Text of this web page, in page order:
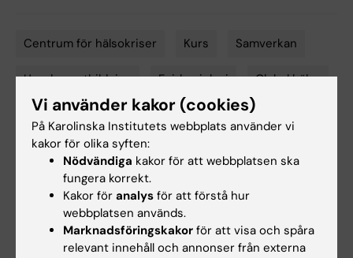
Centrum för hälsokriser Kurs Samverkan
Uppdragsutbildning Epidemiologi Global hälsa
Infektionsmedicin Katastrofmedicin
Uppdaterad av:
Åsa Svensson 2026-04-09
Innehållsgranskare:
Åsa Svensson
Vi använder kakor (cookies)
På Karolinska Institutets webbplats använder vi
kakor för olika syften:
Nödvändiga kakor för att webbplatsen ska
fungera korrekt.
Kakor för analys för att förstå hur
webbplatsen används.
Marknadsföringskakor för att visa och spåra
relevant innehåll och annonser från externa